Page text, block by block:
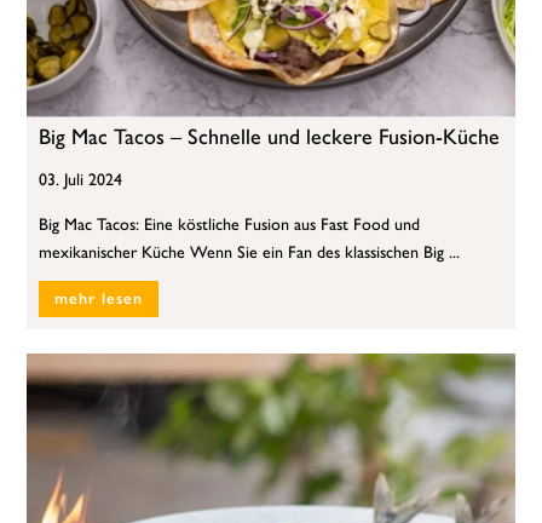
Big Mac Tacos – Schnelle und leckere Fusion-Küche
03. Juli 2024
Big Mac Tacos: Eine köstliche Fusion aus Fast Food und
mexikanischer Küche Wenn Sie ein Fan des klassischen Big ...
mehr lesen